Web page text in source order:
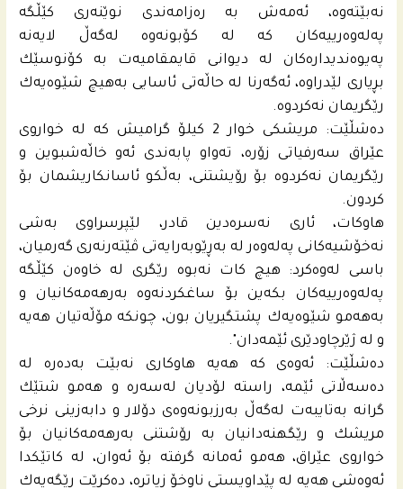
نه‌بێته‌وه‌، ئه‌مه‌ش به‌ ره‌زامه‌ندى نوێنه‌رى كێڵگه‌
په‌له‌وه‌رییه‌كان كه‌ له‌ كۆبونه‌وه‌ له‌گه‌ڵ لایه‌نه‌
په‌یوه‌ندیداره‌كان له‌ دیوانى قایمقامیه‌ت به‌ كۆنوسێك
بڕیارى لێدراوه‌، ئه‌گه‌رنا له‌ حاڵه‌تى ئاسایی به‌هیچ شێوه‌یه‌ك
رێگریمان نه‌كردوه‌.
ده‌شڵێت: مریشكى خوار 2 كیلۆ گرامیش كه‌ له‌ خواروى
عێراق سه‌رفیاتى زۆره،‌ ته‌واو پابه‌ندى ئه‌و خاڵه‌شبوین و
رێگریمان نه‌كردوه‌ بۆ رۆیشتنى، به‌ڵكو ئاسانكاریشمان بۆ
كردون.
هاوكات، ئارى نه‌سره‌دین قادر، لێپرسراوى به‌شى
نه‌خۆشیه‌كانى په‌له‌وه‌ر له‌ به‌ڕێوبه‌رایه‌تى ڤێته‌رنه‌رى گه‌رمیان،
باسى له‌وه‌كرد: هیچ كات نه‌بوه‌ رێگرى له‌ خاوه‌ن كێڵگه‌
په‌له‌وه‌رییه‌كان بكه‌ین بۆ ساغكردنه‌وه‌ به‌رهه‌مه‌كانیان و
به‌هه‌مو شێوه‌یه‌ك پشتگیریان بون، چونكه‌ مۆڵه‌تیان هه‌یه‌
و له‌ ژێرچاودێرى ئێمه‌دان".
ده‌شڵێت: ئه‌وه‌ى كه‌ هه‌یه‌ هاوكارى نه‌بێت به‌ده‌ره‌ له‌
ده‌سەڵاتى ئێمه‌، راسته‌ لۆدیان له‌سه‌ره‌ و هه‌مو شتێك
گرانه‌ به‌تایبه‌ت له‌گه‌ڵ به‌رزبونه‌وه‌ى دۆلار و دابه‌زینى نرخى
مریشك و رێگهنه‌دانیان به‌ رۆشتنی به‌رهه‌مه‌كانیان بۆ
خواروى عێراق، هه‌مو ئه‌مانه‌ گرفته‌ بۆ ئه‌وان، له‌ كاتێكدا
ئه‌وه‌شى هه‌یه‌ له‌ پێداویستى ناوخۆ زیاتره‌، ده‌كرێت رێگه‌یه‌ك